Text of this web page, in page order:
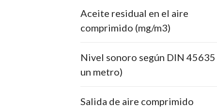
Aceite residual en el aire
comprimido (mg/m3)
Nivel sonoro según DIN 45635
un metro)
Salida de aire comprimido